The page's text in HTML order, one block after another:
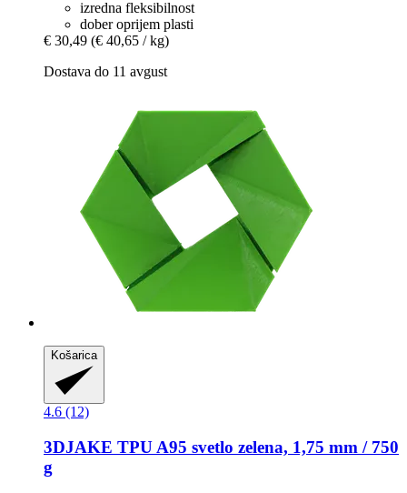
izredna fleksibilnost
dober oprijem plasti
€ 30,49 (€ 40,65 / kg)
Dostava do 11 avgust
Košarica
4.6 (12)
3DJAKE TPU A95 svetlo zelena, 1,75 mm / 750
g